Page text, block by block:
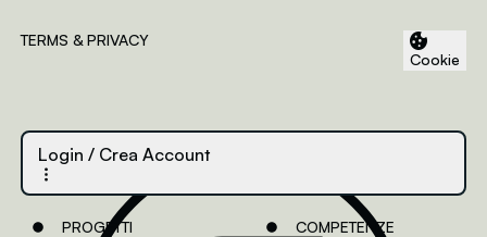
TERMS & PRIVACY
Cookie
Login / Crea Account
PROGETTI COMPETENZE